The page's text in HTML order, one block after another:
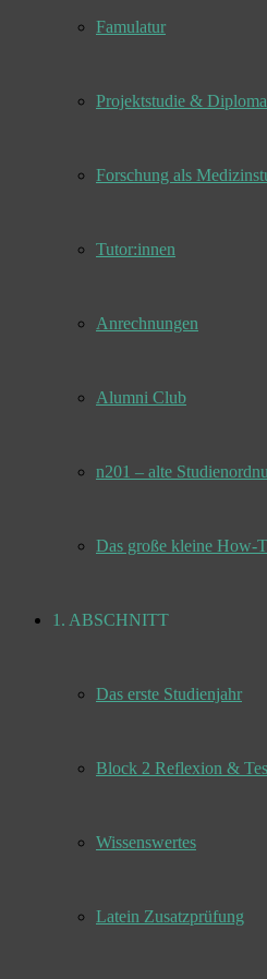
Famulatur
Projektstudie &
Forschung als
Tutor:innen
Anrechnungen
Alumni Club
n201 – alte
Das große kleine How-
1. ABSCHNITT
Das erste Studienjahr
Block 2 Reflexion &
Wissenswertes
Latein Zusatzprüfung